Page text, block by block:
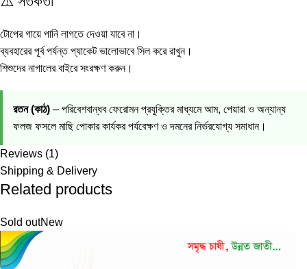
টোপের গায়ে পানি লাগতে দেওয়া যাবে না।
ব্যবহারের পূর্ব পর্যন্ত প্যাকেট ভালোভাবে সিল করে রাখুন।
শিশুদের নাগালের বাইরে সংরক্ষণ করুন।
রতন (কাঠ) – পরিবেশবান্ধব ফেরোমন প্রযুক্তির মাধ্যমে আম, পেয়ারা ও অন্যান্য
ফলজ ফসলে মাছি পোকার কার্যকর পর্যবেক্ষণ ও দমনের নির্ভরযোগ্য সমাধান।
Reviews (1)
Shipping & Delivery
Related products
Sold outNew